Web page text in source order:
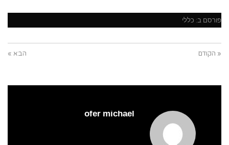
פורסם ב: כללי
« הקודם הבא »
ofer michael